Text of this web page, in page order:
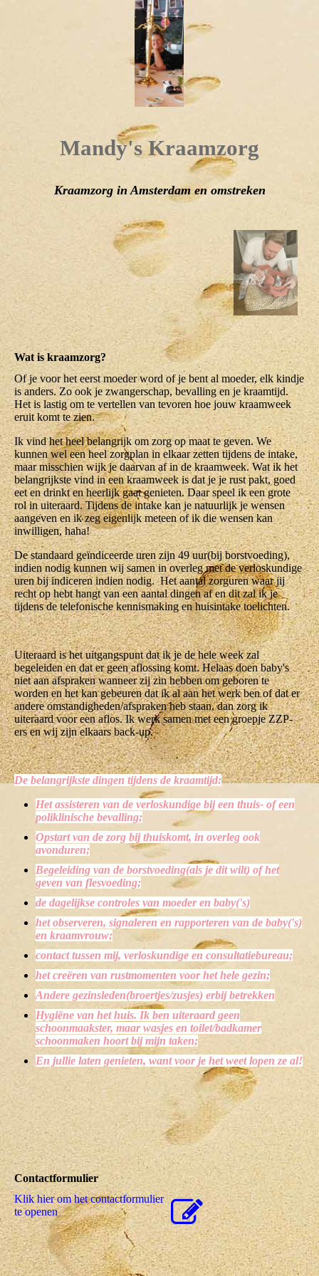
Mandy's Kraamzorg
Kraamzorg in Amsterdam en omstreken
Wat is kraamzorg?
Of je voor het eerst moeder word of je bent al moeder, elk kindje
is anders. Zo ook je zwangerschap, bevalling en je kraamtijd.
Het is lastig om te vertellen van tevoren hoe jouw kraamweek
eruit komt te zien.
Ik vind het heel belangrijk om zorg op maat te geven. We
kunnen wel een heel zorgplan in elkaar zetten tijdens de intake,
maar misschien wijk je daarvan af in de kraamweek.Wat ik het
belangrijkste vind in een kraamweek is dat je je rust pakt, goed
eet en drinkt en heerlijk gaat genieten. Daar speel ik een grote
rol in uiteraard. Tijdens de intake kan je natuurlijk je wensen
aangeven en ik zeg eigenlijk meteen of ik die wensen kan
inwilligen, haha!
De standaard geïndiceerde uren zijn 49 uur(bij borstvoeding),
indien nodig kunnen wij samen in overleg met de verloskundige
uren bij indiceren indien nodig. Het aantal zorguren waar jij
recht op hebt hangt van een aantal dingen af en dit zal ik je
tijdens de telefonische kennismaking en huisintake toelichten.
Uiteraard is het uitgangspunt dat ik je de hele week zal
begeleiden en dat er geen aflossing komt. Helaas doen baby's
niet aan afspraken wanneer zij zin hebben om geboren te
worden en het kan gebeuren dat ik al aan het werk ben of dat er
andere omstandigheden/afspraken heb staan, dan zorg ik
uiteraard voor een aflos. Ik werk samen met een groepje ZZP-
ers en wij zijn elkaars back-up.
De belangrijkste dingen tijdens de kraamtijd:
Het assisteren van de verloskundige bij een thuis- of een
poliklinische bevalling;
Opstart van de zorg bij thuiskomt, in overleg ook
avonduren;
Begeleiding van de borstvoeding(als je dit wilt) of het
geven van flesvoeding;
de dagelijkse controles van moeder en baby('s)
het observeren, signaleren en rapporteren van de baby('s)
en kraamvrouw;
contact tussen mij, verloskundige en consultatiebureau;
het creëren van rustmomenten voor het hele gezin;
Andere gezinsleden(broertjes/zusjes) erbij betrekken
Hygiëne van het huis. Ik ben uiteraard geen
schoonmaakster, maar wasjes en toilet/badkamer
schoonmaken hoort bij mijn taken;
En jullie laten genieten, want voor je het weet lopen ze al!
Contactformulier
Klik hier om het contactformulier
te openen